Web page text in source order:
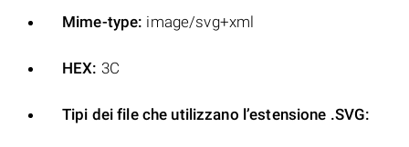
Mime-type: image/svg+xml
HEX: 3C
Tipi dei file che utilizzano l’estensione .SVG: